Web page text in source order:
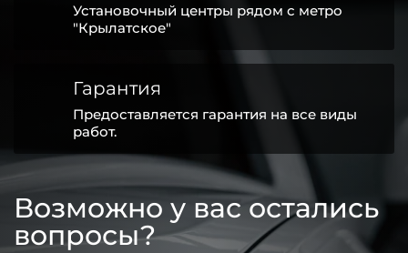
Установочный центры рядом с метро
"Крылатское"
Гарантия
Предоставляется гарантия на все виды
работ.
Возможно у вас остались
вопросы?